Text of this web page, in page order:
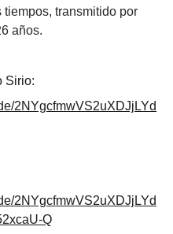
transmitido por
años.
Sirio:
2NYgcfmwVS2uXDJjLYd
2NYgcfmwVS2uXDJjLYd
Q